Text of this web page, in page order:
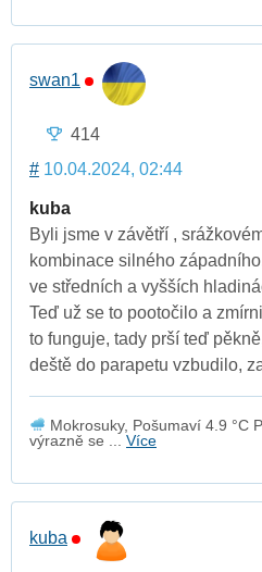
swan1
414
# 10.04.2024, 02:44
kuba
Byli jsme v závětří ,
kombinace silného
ve středních a vyšších
Teď už se to pootočilo a
to funguje, tady prší teď
deště do parapetu vzbudilo,
Mokrosuky, Pošumaví 4.9 °C
výrazně se ... Více
kuba